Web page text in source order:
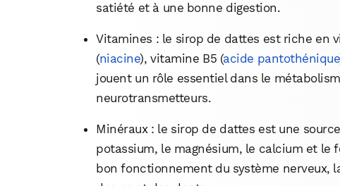
satiété et à une bonne digestion.
Vitamines : le sirop de dattes est riche en
(niacine), vitamine B5 (acide pantothénique
jouent un rôle essentiel dans le
neurotransmetteurs.
Minéraux : le sirop de dattes est une
potassium, le magnésium, le calcium et le
bon fonctionnement du système nerveux,